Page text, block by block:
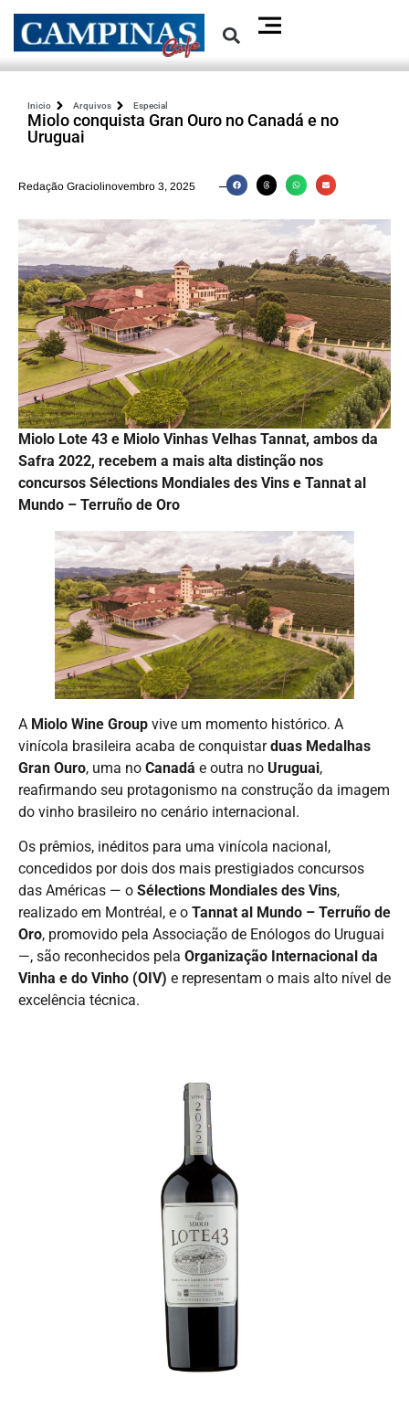
Inicio Arquivos Especial
Miolo conquista Gran Ouro no Canadá e no
Uruguai
Redação Graciolinovembro 3, 2025
Miolo Lote 43 e Miolo Vinhas Velhas Tannat, ambos da
Safra 2022, recebem a mais alta distinção nos
concursos Sélections Mondiales des Vins e Tannat al
Mundo – Terruño de Oro
A Miolo Wine Group vive um momento histórico. A
vinícola brasileira acaba de conquistarduas Medalhas
Gran Ouro, uma no Canadá e outra no Uruguai,
reafirmando seu protagonismo na construção da imagem
do vinho brasileiro no cenário internacional.
Os prêmios, inéditos para uma vinícola nacional,
concedidos por dois dos mais prestigiados concursos
das Américas — o Sélections Mondiales des Vins,
realizado em Montréal, e o Tannat al Mundo – Terruño de
Oro, promovido pela Associação de Enólogos do Uruguai
—, são reconhecidos pela Organização Internacional da
Vinha e do Vinho (OIV) e representam o mais alto nível de
excelência técnica.